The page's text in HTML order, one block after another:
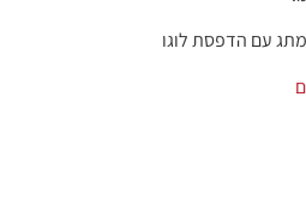
עם הדפסת לוגו